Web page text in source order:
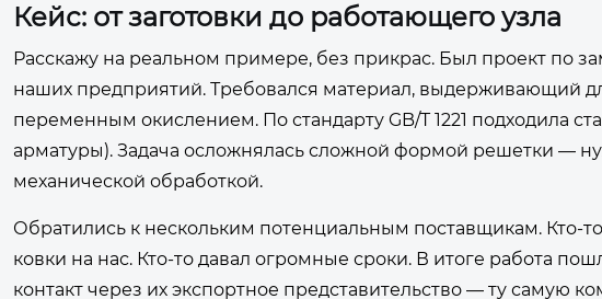
Кейс: от заготовки до работающего узла
Расскажу на реальном примере, без прикрас. Был проект по
наших предприятий. Требовался материал, выдерживающий
переменным окислением. По стандарту GB/T 1221 подходила
арматуры). Задача осложнялась сложной формой решетки —
механической обработкой.
Обратились к нескольким потенциальным поставщикам. Кто-
ковки на нас. Кто-то давал огромные сроки. В итоге работа
контакт через их экспортное представительство — ту самую